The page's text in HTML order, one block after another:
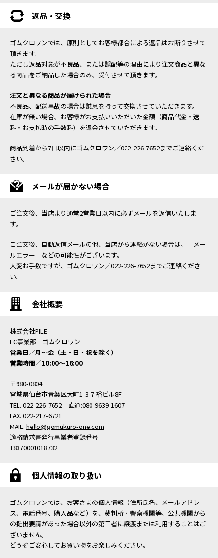
返品・交換
ゴムクロワンでは、原則としてお客様都合による返品はお断りさせて
頂きます。
ただし返品対象が不良品、または誤配等の理由により注文商品と異な
る商品をご納品した場合のみ、受付させて頂きます。
注文と異なる商品が届けられた場合
不良品、配送事故の場合は誠意を持って交換させていただきます。
在庫が無い場合、お客様がお支払いいただいた金額（商品代金・送
料・お支払時の手数料）を返金させていただきます。
商品到着から7日以内にゴムクロワン／022-226-7652までご連絡くだ
さい。
メールが届かない場合
ご注文後、当店より通常2営業日以内に必ずメールを返信いたしま
す。
ご注文後、自動返信メールの他、当店から連絡がない場合は、「メー
ルエラー」などの可能性がございます。
大変お手数ですが、ゴムクロワン／022-226-7652までご連絡くださ
い。
会社概要
株式会社PILE
EC事業部 ゴムクロワン
営業日／月〜金（土・日・祝を除く）
営業時間／10:00〜16:00
〒980-0804
宮城県仙台市青葉区大町1-3-7 裕ビル8F
TEL. 022-226-7652 直通:080-9639-1607
FAX. 022-217-6721
MAIL. hello@gomukuro-one.com
適格請求書発行事業者登録番号
T8370001018732
個人情報の取り扱い
ゴムクロワンでは、お客さまの個人情報（住所氏名、メールアドレ
ス、電話番号、購入品など）を、裁判所・警察機関等、公共機関から
の提出要請があった場合以外の第三者に譲渡または利用することはご
ざいません。
どうぞご安心してお買い物をお楽しみください。